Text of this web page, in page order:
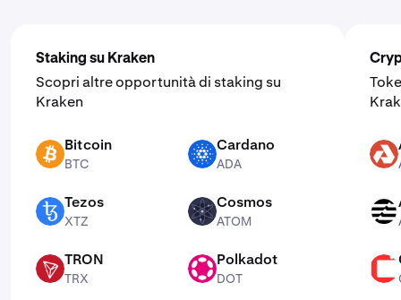
Staking su Kraken
Scopri altre opportunità di staking su
Kraken
BTC Bitcoin
BTC
ADA Cardano
ADA
XTZ Tezos
XTZ
ATOM Cosmos
ATOM
TRX TRON
TRX
Polkadot
DOT
AKT
APT